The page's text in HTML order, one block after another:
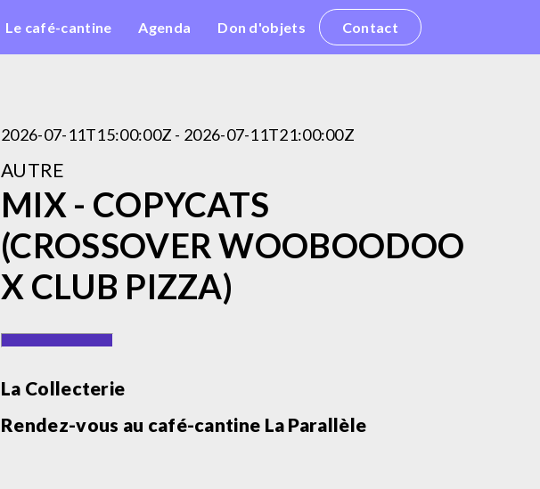
Le café-cantine Agenda Don d'objets Contact
2026-07-11T15:00:00Z - 2026-07-11T21:00:00Z
AUTRE
MIX - COPYCATS
(CROSSOVER WOOBOODOO
X CLUB PIZZA)
La Collecterie
Rendez-vous au café-cantine La Parallèle